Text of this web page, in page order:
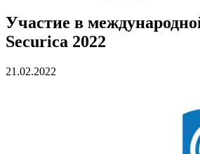
Участие в
Securica 2022
21.02.2022